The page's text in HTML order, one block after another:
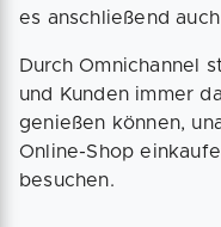
es anschließend
Durch Omnichannel
und Kunden immer
genießen können,
Online-Shop
besuchen.